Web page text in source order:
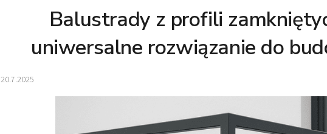
Balustrady z profili
uniwersalne rozwiązanie do
20.7.2025